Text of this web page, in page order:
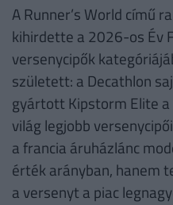
A Runner’s World című
kihirdette a 2026-os Év
versenycipők
született: a Decathlon
gyártott Kipstorm Elite
világ legjobb
a francia áruházlánc
érték arányban, hanem
a versenyt a piac